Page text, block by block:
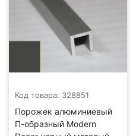
Код товара: 328851
Порожек алюминиевый
П-образный Modern